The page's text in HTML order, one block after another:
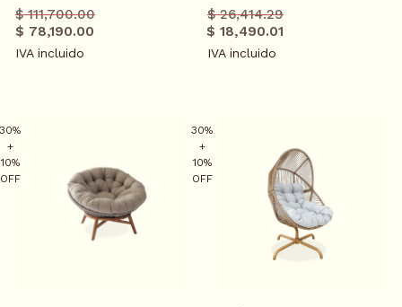
Precio
regular
$ 111,700.00
$ 78,190.00
Precio
promo
IVA incluido
Precio
regular
$ 26,414.29
$ 18,490.01
Precio
promo
IVA incluido
30%
+
10%
OFF
30%
+
10%
OFF